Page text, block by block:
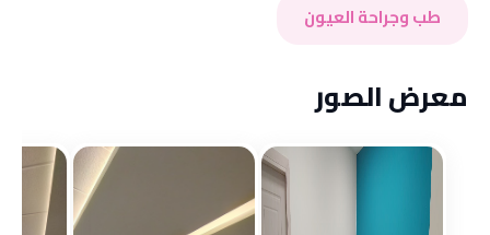
مرحباً بك 👋
تسجيل الدخول إلى حسابك
مرحباً بك 👋
تسجيل الدخول إلى حسابك
طب وجراحة العيون
معرض الصور